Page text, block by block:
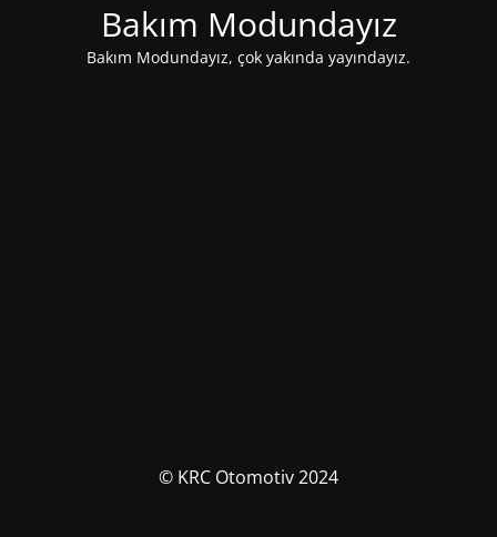
Bakım Modundayız
Bakım Modundayız, çok yakında yayındayız.
© KRC Otomotiv 2024